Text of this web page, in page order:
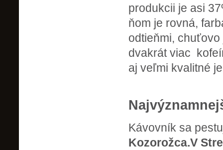
produkcii je asi
ňom je rovná,
odtieňmi,
dvakrát viac
aj veľmi kvalitné
Kávovník sa
Kozorožca.V